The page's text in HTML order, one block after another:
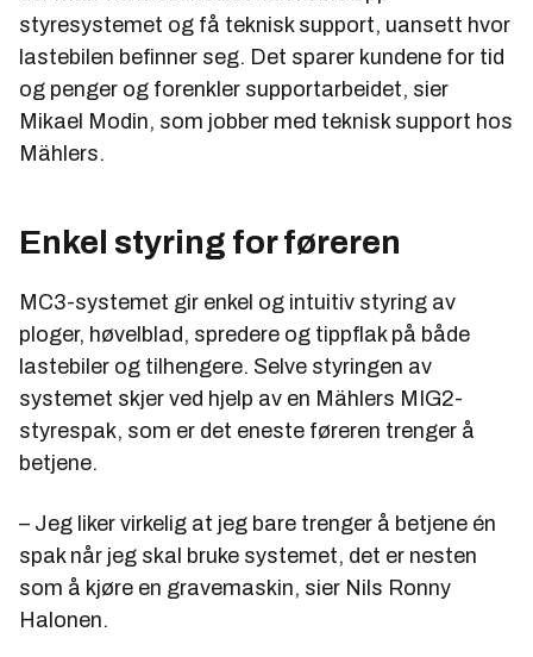
styresystemet og få teknisk support, uansett hvor
lastebilen befinner seg. Det sparer kundene for tid
og penger og forenkler supportarbeidet, sier
Mikael Modin, som jobber med teknisk support hos
Mählers.
Enkel styring for føreren
MC3-systemet gir enkel og intuitiv styring av
ploger, høvelblad, spredere og tippflak på både
lastebiler og tilhengere. Selve styringen av
systemet skjer ved hjelp av en Mählers MIG2-
styrespak, som er det eneste føreren trenger å
betjene.
– Jeg liker virkelig at jeg bare trenger å betjene én
spak når jeg skal bruke systemet, det er nesten
som å kjøre en gravemaskin, sier Nils Ronny
Halonen.